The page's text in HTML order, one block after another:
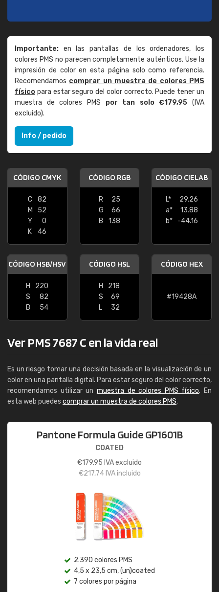
Importante: en las pantallas de los ordenadores, los
colores PMS no parecen completamente auténticos. Use la
impresión de color en esta página solo como referencia.
Recomendamos comprar un muestra de colores PMS
físico para estar seguro del color correcto. Puede tener un
muestra de colores PMS por tan solo €179,95 (IVA
excluido).
Info / pedido
CÓDIGO CMYK
C
82
M
52
Y
0
K
46
CÓDIGO RGB
R
25
G
66
B
138
CÓDIGO CIELAB
L*
29.26
a*
13.88
b*
-44.16
CÓDIGO HSB/HSV
H
220
S
82
B
54
CÓDIGO HSL
H
218
S
69
L
32
CÓDIGO HEX
#19428A
Ver PMS 7687 C en la vida real
Es un riesgo tomar una decisión basada en la visualización de un
color en una pantalla digital. Para estar seguro del color correcto,
recomendamos utilizar un muestra de colores PMS físico. En
esta web puedes comprar un muestra de colores PMS.
Pantone Formula Guide GP1601B
COATED
€179,95 IVA excluido
€217,74IVA incluido
2.390 colores PMS
4,5 x 23,5 cm, (un)coated
7 colores por página